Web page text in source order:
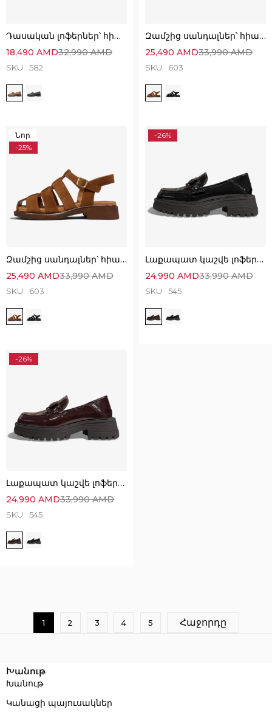
Դասական լոֆերներ՝ հիանալի ընտրություն
32,990AMD
18,490 AMD
SKU 582
Զամշից սանդալներ՝ հիանալի ընտրություն
33,990AMD
25,490 AMD
SKU 603
Նոր
-25%
Զամշից սանդալներ՝ հիանալի ընտրություն
33,990AMD
25,490 AMD
SKU 603
-26%
Լաքապատ կաշվե լոֆերներ՝ Կատարյալ Ստիլային
33,990AMD
24,990 AMD
SKU 545
-26%
Լաքապատ կաշվե լոֆերներ՝ Կատարյալ Ստիլային
33,990AMD
24,990 AMD
SKU 545
1 2 3 4 5 Հաջորդը
Խանութ
Խանութ
Կանացի պայուսակներ